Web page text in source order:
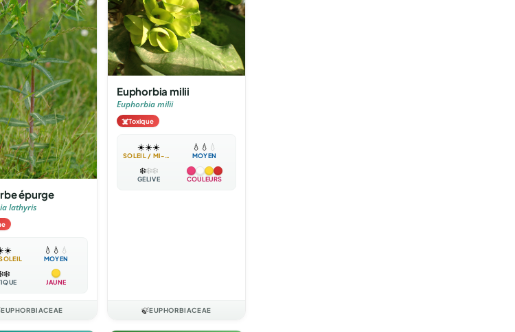
épurge
lathyris
☀️ 💧 💧 💧
MOYEN
❄️
JAUNE
EUPHORBIACEAE
Euphorbia milii
Euphorbia milii
☠️Toxique
☀️☀️☀️
SOLEIL / MI-OMBRE
💧 💧 💧
MOYEN
❄️❄️❄️
GÉLIVE COULEURS
🍃EUPHORBIACEAE